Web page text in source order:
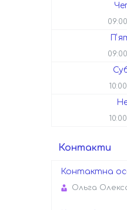
09:00
09:00
10:00
10:00
Контакти
Ольга